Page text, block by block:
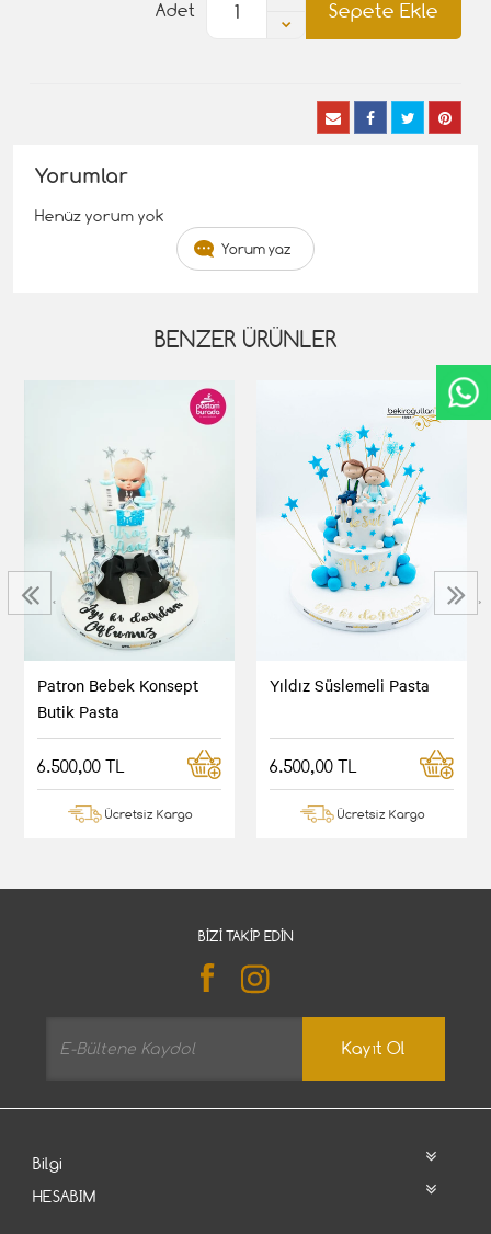
Sepete Ekle
Adet
Yorumlar
Henüz yorum yok
Yorum yaz
BENZER ÜRÜNLER
Patron Bebek Konsept
Butik Pasta
6.500,00 TL
Ücretsiz Kargo
Yıldız Süslemeli Pasta
6.500,00 TL
Ücretsiz Kargo
‹ ›
BIZI TAKIP EDIN
Kayıt Ol
Bilgi
HESABIM